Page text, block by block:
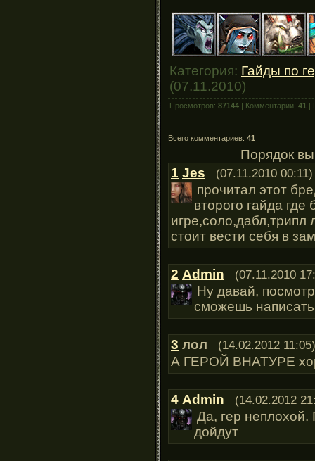
Категория: Гайды по
(07.11.2010)
Просмотров: 87144 | Комментарии: 41 |
Всего комментариев: 41
Порядок
1 Jes (07.11.2010 00:11)
прочитал этот
второго гайда где
игре,соло,дабл,трипл
стоит вести себя в
2 Admin (07.11.2010
Ну давай,
сможешь написать
3 лол (14.02.2012 11:05)
А ГЕРОЙ ВНАТУРЕ
4 Admin (14.02.2012
Да, гер неплохой.
дойдут